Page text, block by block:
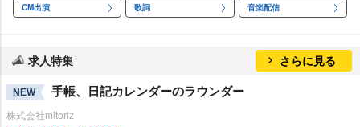
CM出演 歌詞 音楽配信
求人特集 さらに見る
NEW 手帳、日記カレンダーのラウンダー
株式会社mitoriz